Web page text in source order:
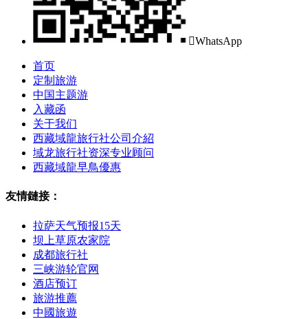
WhatsApp
首页
定制旅游
中国主题游
入藏函
关于我们
西藏域龍旅行社公司介紹
域龙旅行社资深专业顾问
西藏域龍早鳥優惠
友情鏈接：
拉萨天气预报15天
坝上草原农家院
成都旅行社
三峡游轮官网
酒店预订
旅游推薦
中國旅遊